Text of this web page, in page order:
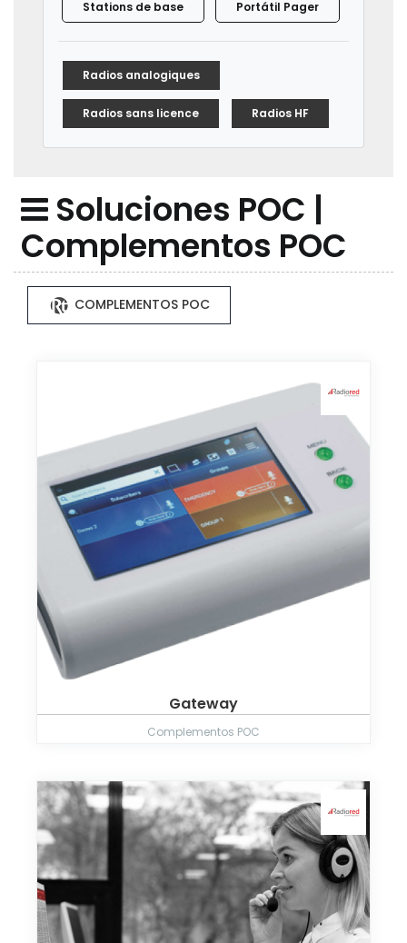
Stations de base Portátil Pager
Radios analogiques
Radios sans licence Radios HF
Soluciones POC |
Complementos POC
COMPLEMENTOS POC
Gateway
Complementos POC